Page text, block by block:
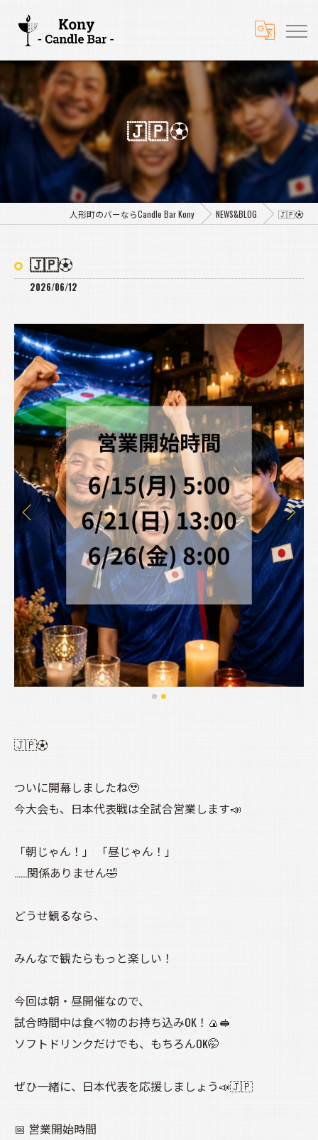
🇯🇵⚽️
人形町のバーならCandle Bar Kony NEWS&BLOG 🇯🇵⚽️
🇯🇵⚽️
2026/06/12
🇯🇵⚽️
ついに開幕しましたね🥹
今大会も、日本代表戦は全試合営業します📣
「朝じゃん！」 「昼じゃん！」
……関係ありません🤣
どうせ観るなら、
みんなで観たらもっと楽しい！
今回は朝・昼開催なので、
試合時間中は食べ物のお持ち込みOK！🍙🥪
ソフトドリンクだけでも、もちろんOK🤭
ぜひ一緒に、日本代表を応援しましょう📣🇯🇵
📅 営業開始時間